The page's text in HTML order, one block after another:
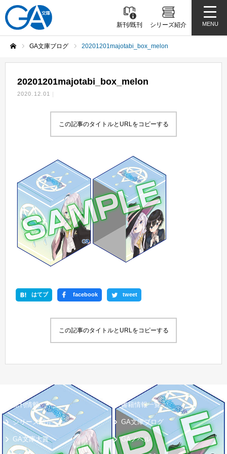
新刊/既刊 シリーズ紹介 MENU
GA文庫ブログ 20201201majotabi_box_melon
20201201majotabi_box_melon
2020.12.01
この記事のタイトルとURLをコピーする
はてブ facebook tweet
この記事のタイトルとURLをコピーする
新刊情報 書籍情報一覧
シリーズ紹介 GA文庫ブログ
GA文庫大賞 GAノベル